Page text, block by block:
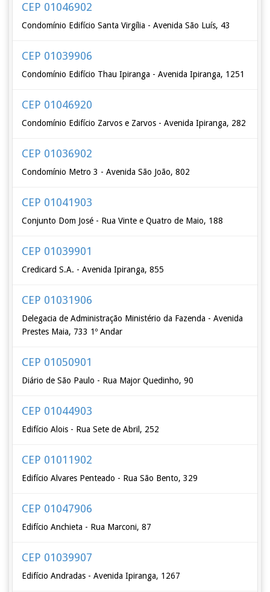
CEP 01046902
Condomínio Edifício Santa Virgília - Avenida São Luís, 43
CEP 01039906
Condomínio Edifício Thau Ipiranga - Avenida Ipiranga, 1251
CEP 01046920
Condomínio Edifício Zarvos e Zarvos - Avenida Ipiranga, 282
CEP 01036902
Condomínio Metro 3 - Avenida São João, 802
CEP 01041903
Conjunto Dom José - Rua Vinte e Quatro de Maio, 188
CEP 01039901
Credicard S.A. - Avenida Ipiranga, 855
CEP 01031906
Delegacia de Administração Ministério da Fazenda - Avenida
Prestes Maia, 733 1º Andar
CEP 01050901
Diário de São Paulo - Rua Major Quedinho, 90
CEP 01044903
Edifício Alois - Rua Sete de Abril, 252
CEP 01011902
Edifício Alvares Penteado - Rua São Bento, 329
CEP 01047906
Edifício Anchieta - Rua Marconi, 87
CEP 01039907
Edifício Andradas - Avenida Ipiranga, 1267